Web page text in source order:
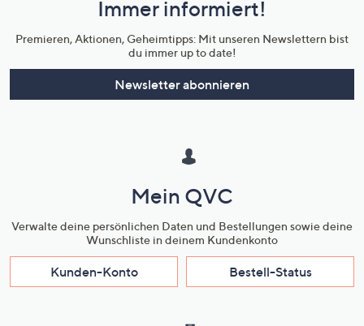
Unternehmensinformationen
Immer informiert!
Premieren, Aktionen, Geheimtipps: Mit unseren Newslettern bist
du immer up to date!
Newsletter abonnieren
Mein QVC
Verwalte deine persönlichen Daten und Bestellungen sowie deine
Wunschliste in deinem Kundenkonto
Kunden-Konto Bestell-Status